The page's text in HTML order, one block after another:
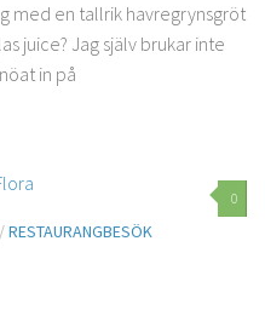
med en tallrik havregrynsgröt
juice? Jag själv brukar inte
in på
0
/RESTAURANGBESÖK